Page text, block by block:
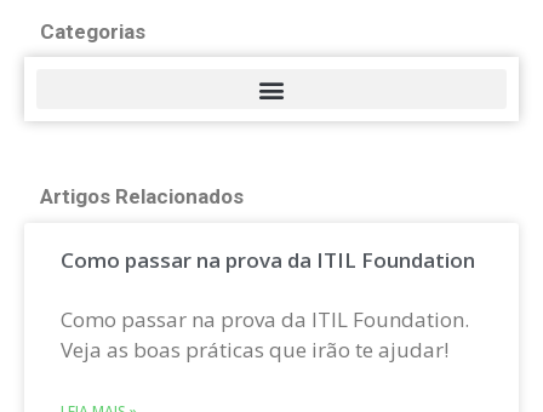
Categorias
Artigos Relacionados
Como passar na prova da ITIL Foundation
Como passar na prova da ITIL Foundation.
Veja as boas práticas que irão te ajudar!